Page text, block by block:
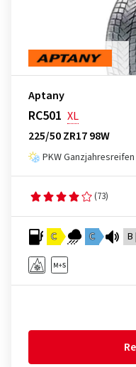
Aptany
RC501 XL
225/50 ZR17 98W
PKW Ganzjahresreifen
(73)
C C B